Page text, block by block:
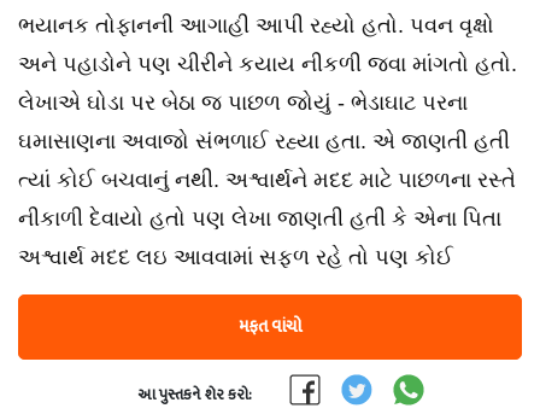
ભયાનક તોફાનની આગાહી આપી રહ્યો હતો. પવન વૃક્ષો
અને પહાડોને પણ ચીરીને કયાય નીકળી જવા માંગતો હતો.
લેખાએ ઘોડા પર બેઠા જ પાછળ જોયું - ભેડાઘાટ પરના
ઘમાસાણના અવાજો સંભળાઈ રહ્યા હતા. એ જાણતી હતી
ત્યાં કોઈ બચવાનું નથી. અશ્વાર્થને મદદ માટે પાછળના રસ્તે
નીકાળી દેવાયો હતો પણ લેખા જાણતી હતી કે એના પિતા
અશ્વાર્થ મદદ લઇ આવવામાં સફળ રહે તો પણ કોઈ
મફત વાંચો
આ પુસ્તકને શેર કરો: